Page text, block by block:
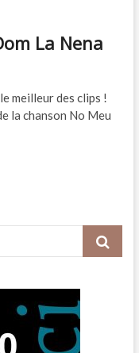
La Nena
meilleur des clips !
la chanson No Meu